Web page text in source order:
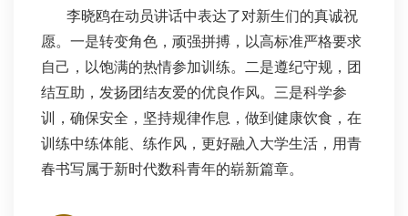
李晓鸥在动员讲话中表达了对新生们的真诚祝
愿。一是转变角色，顽强拼搏，以高标准严格要求
自己，以饱满的热情参加训练。二是遵纪守规，团
结互助，发扬团结友爱的优良作风。三是科学参
训，确保安全，坚持规律作息，做到健康饮食，在
训练中练体能、练作风，更好融入大学生活，用青
春书写属于新时代数科青年的崭新篇章。